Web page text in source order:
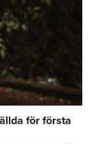
för första